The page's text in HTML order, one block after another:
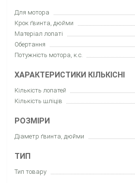
Для мотора
Крок ґвинта, дюйми
Матеріал лопаті
Обертання
Потужність мотора, к.с.
ХАРАКТЕРИСТИКИ КІЛЬКІСНІ
Кількість лопатей
Кількість шліців
РОЗМІРИ
Діаметр ґвинта, дюйми
ТИП
Тип товару